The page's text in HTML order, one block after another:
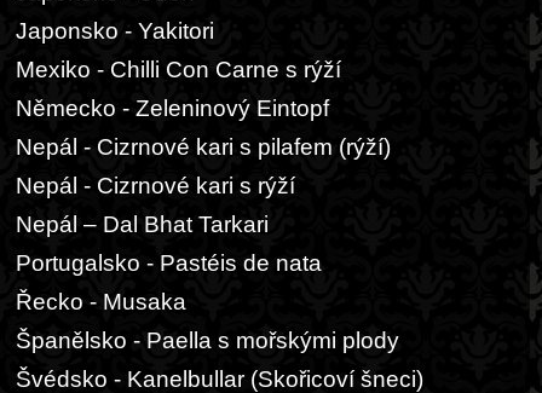
Japonsko - Yakitori
Mexiko - Chilli Con Carne s rýží
Německo - Zeleninový Eintopf
Nepál - Cizrnové kari s pilafem (rýží)
Nepál - Cizrnové kari s rýží
Nepál – Dal Bhat Tarkari
Portugalsko - Pastéis de nata
Řecko - Musaka
Španělsko - Paella s mořskými plody
Švédsko - Kanelbullar (Skořicoví šneci)